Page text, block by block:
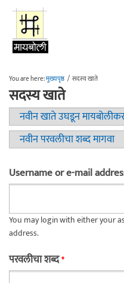
Skip to main content
You are here:मुख्यपृष्ठ / सदस्य खाते
सदस्य खाते
Primary tabs
नवीन खाते उघडून
नवीन परवलीचा शब्द मागवा
Username or e-mail
You may login with either your
address.
परवलीचा शब्द*